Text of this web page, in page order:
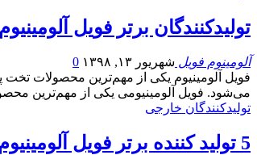
تولیدکنندگان برتر فویل
آلومینوم فویل شهریور ۱۳, ۱۳۹۸ 0
می‌شود. فویل آلومینیومی یکی از مهم‌ترین
تولیدکنندگان خارجی
5 تولید کننده برتر فویل آلومینیوم در جهان